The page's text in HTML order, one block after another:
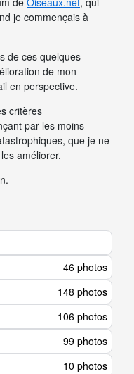
je commençais à
de ces quelques
de mon
en perspective.
critères
par les moins
que je ne
améliorer.
46 photos
148 photos
106 photos
99 photos
10 photos